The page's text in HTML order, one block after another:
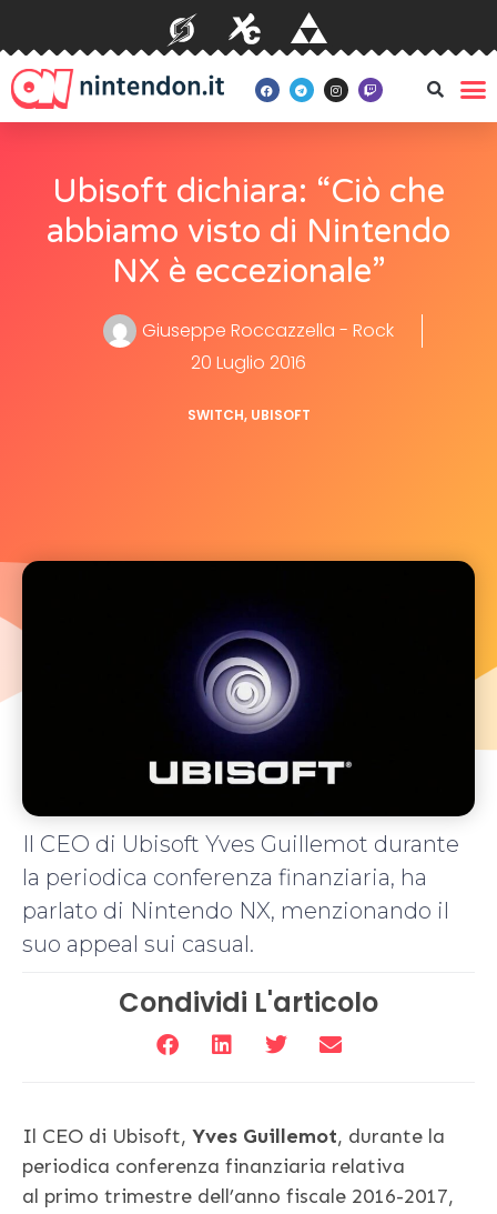
Ubisoft dichiara: “Ciò che
abbiamo visto di Nintendo
NX è eccezionale”
Giuseppe Roccazzella - Rock
20 Luglio 2016
SWITCH, UBISOFT
Il CEO di Ubisoft Yves Guillemot durante
la periodica conferenza finanziaria, ha
parlato di Nintendo NX, menzionando il
suo appeal sui casual.
Condividi L'articolo
Il CEO di Ubisoft, Yves Guillemot, durante la
periodica conferenza finanziaria relativa
al primo trimestre dell’anno fiscale 2016-2017,